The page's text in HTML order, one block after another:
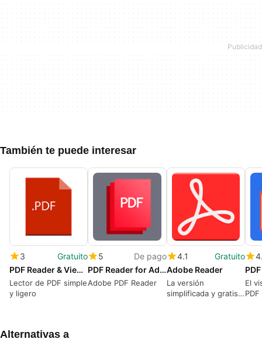
También te puede interesar
3
Gratuito
PDF Reader & Viewer
Lector de PDF simple
y ligero
5
De pago
PDF Reader for Adobe PDF
Adobe PDF Reader
4.1
Gratuito
Adobe Reader
La versión
simplificada y gratis
El
Alternativas a